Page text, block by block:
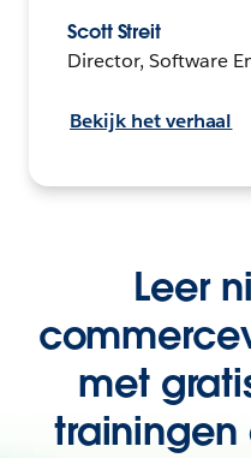
Scott Streit
Director, Software
Bekijk het verhaal
Leer
met
trainingen